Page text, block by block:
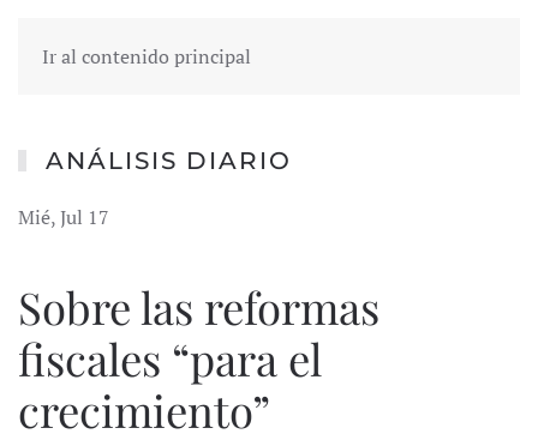
Ir al contenido principal
ANÁLISIS DIARIO
Mié, Jul 17
Sobre las reformas
fiscales “para el
crecimiento”